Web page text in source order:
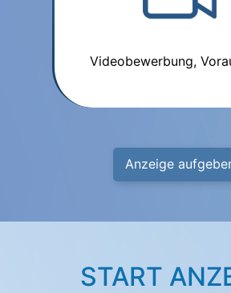
Videobewerbung,
Anzeige
START